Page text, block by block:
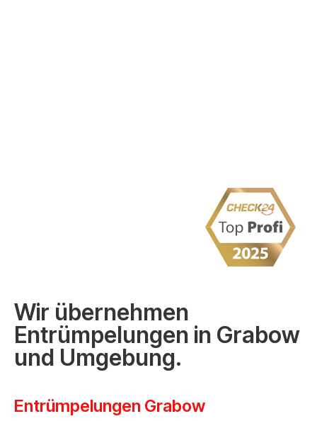
Wir übernehmen
Entrümpelungen in Grabow
und Umgebung.
Entrümpelungen Grabow